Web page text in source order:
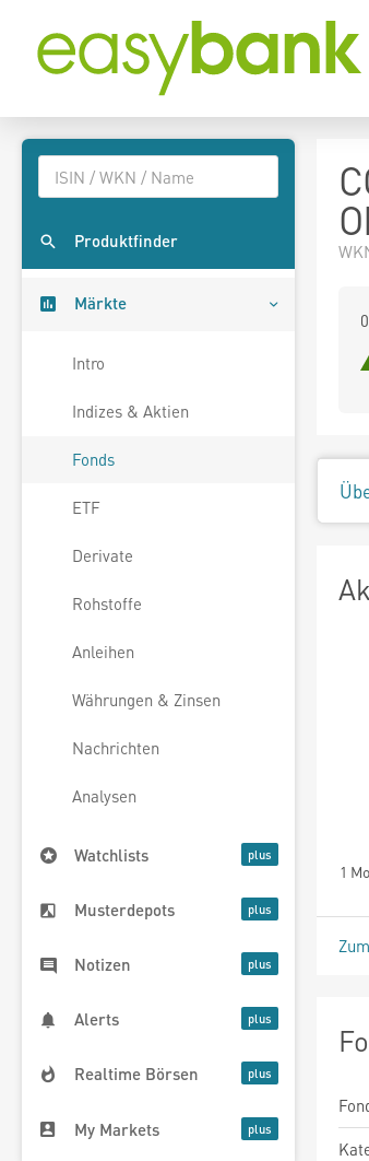
Produktfinder
Märkte
Intro
Indizes & Aktien
Fonds
ETF
Derivate
Rohstoffe
Anleihen
Währungen & Zinsen
Nachrichten
Analysen
Watchlists
Musterdepots
Notizen
Alerts
Realtime Börsen
My Markets
1